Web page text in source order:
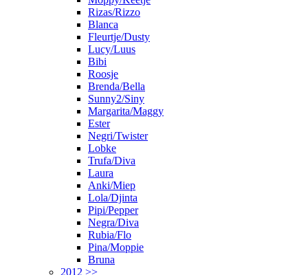
Rizas/Rizzo
Blanca
Fleurtje/Dusty
Lucy/Luus
Bibi
Roosje
Brenda/Bella
Sunny2/Siny
Margarita/Maggy
Ester
Negri/Twister
Lobke
Trufa/Diva
Laura
Anki/Miep
Lola/Djinta
Pipi/Pepper
Negra/Diva
Rubia/Flo
Pina/Moppie
Bruna
2012 >>